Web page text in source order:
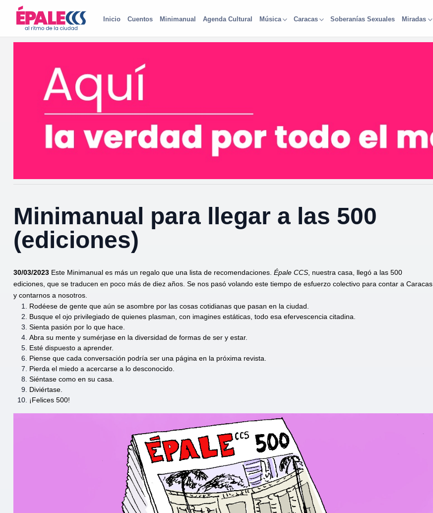
Inicio Cuentos Minimanual Agenda Cultural Música Caracas Soberanías Sexuales Miradas
Minimanual para llegar a las 500
(ediciones)
30/03/2023 Este Minimanual es más un regalo que una lista de recomendaciones. Épale CCS , nuestra casa, llegó a las 500
ediciones, que se traducen en poco más de diez años. Se nos pasó volando este tiempo de esfuerzo colectivo para contar a Caracas
y contarnos a nosotros.
Rodéese de gente que aún se asombre por las cosas cotidianas que pasan en la ciudad.
Busque el ojo privilegiado de quienes plasman, con imagines estáticas, todo esa efervescencia citadina.
Sienta pasión por lo que hace.
Abra su mente y sumérjase en la diversidad de formas de ser y estar.
Esté dispuesto a aprender.
Piense que cada conversación podría ser una página en la próxima revista.
Pierda el miedo a acercarse a lo desconocido.
Siéntase como en su casa.
Diviértase.
¡Felices 500!